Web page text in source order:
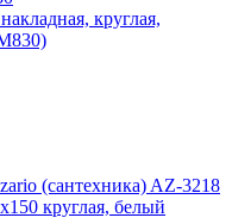
круглая,
круглая, белый